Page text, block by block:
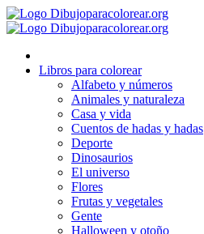
Ir
al
Libros para colorear
Alfabeto y números
Animales y naturaleza
Casa y vida
Cuentos de hadas y hadas
Deporte
Dinosaurios
El universo
Flores
Frutas y vegetales
Gente
Halloween y otoño